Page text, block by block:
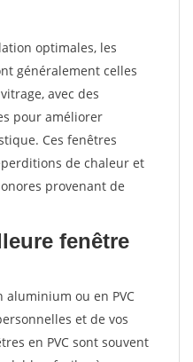
optimales, les
généralement celles
avec des
pour améliorer
Ces fenêtres
de chaleur et
provenant de
fenêtre
aluminium ou en PVC
et de vos
en PVC sont souvent